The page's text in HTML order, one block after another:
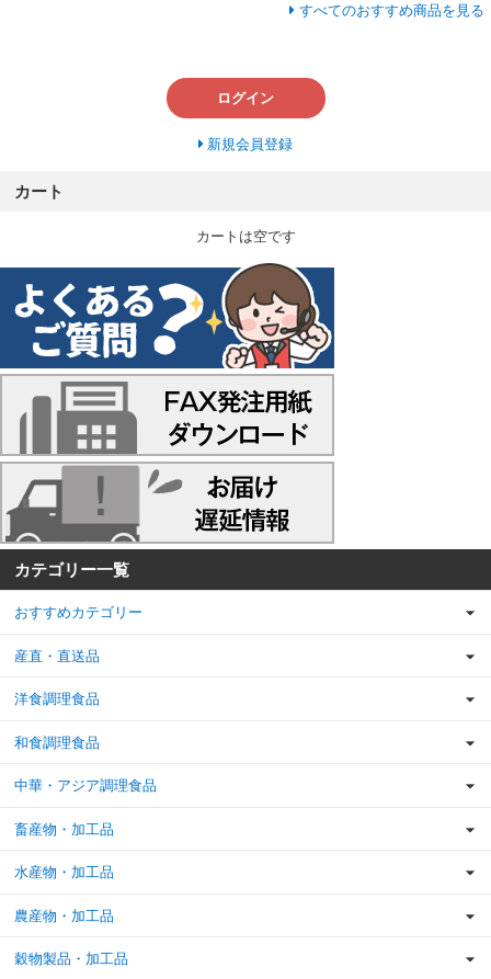
すべてのおすすめ商品を見る
ログイン
新規会員登録
カート
カートは空です
カテゴリー一覧
おすすめカテゴリー
産直・直送品
洋食調理食品
和食調理食品
中華・アジア調理食品
畜産物・加工品
水産物・加工品
農産物・加工品
穀物製品・加工品